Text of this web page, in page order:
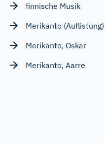
finnische Musik
Merikanto (Auflistung)
Merikanto, Oskar
Merikanto, Aarre